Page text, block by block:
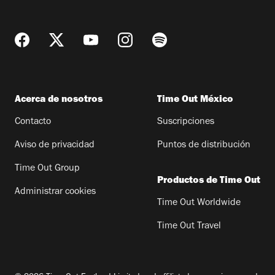
Acerca de nosotros
Contacto
Aviso de privacidad
Time Out Group
Administrar cookies
Time Out México
Suscripciones
Puntos de distribución
Productos de Time Out
Time Out Worldwide
Time Out Travel